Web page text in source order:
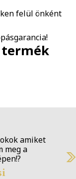
felül önként
termék
amiket
meg a